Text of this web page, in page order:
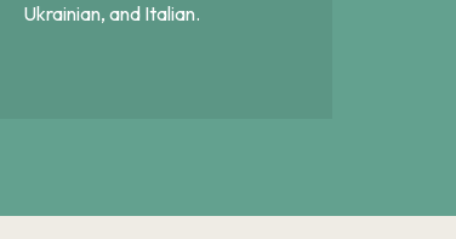
Ukrainian, and Italian.